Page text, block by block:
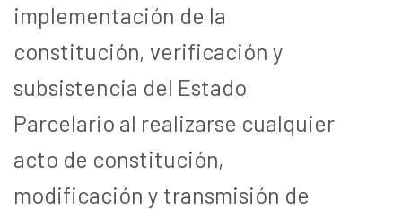
implementación de la
constitución, verificación y
subsistencia del Estado
Parcelario al realizarse cualquier
acto de constitución,
modificación y transmisión de